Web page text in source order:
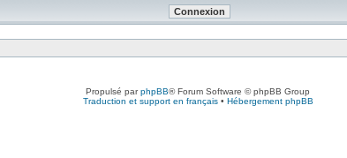
Propulsé parphpBB® Forum Software © phpBB Group
Traduction et support en français• Hébergement phpBB